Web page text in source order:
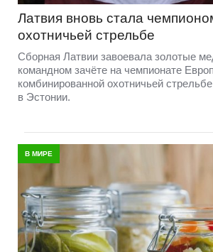
Латвия вновь стала
охотничьей стрельбе
Сборная Латвии завоевала золотые
командном зачёте на чемпионате
комбинированной охотничьей
в Эстонии.
В МИРЕ